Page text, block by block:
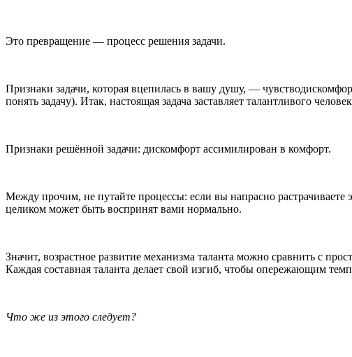
Это превращение — процесс решения задачи.
Признаки задачи, которая вцепилась в вашу душу, —
понять задачу). Итак, настоящая задача заставляет талантливого
Признаки решённой задачи: дискомфорт ассимилирован в комфорт.
Между прочим, не путайте процессы: если вы напрасно
целиком может быть воспринят вами нормально.
Значит, возрастное развитие механизма таланта можно сравнить с
Каждая составная таланта делает свой изгиб, чтобы опережающим
Что же из этого следует?